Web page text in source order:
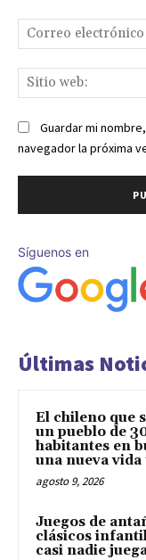
Guardar mi
navegador la próxima
Síguenos en
Últimas
El chileno que
un pueblo de
habitantes en
una nueva
agosto 9, 2026
Juegos de
clásicos
casi nadie